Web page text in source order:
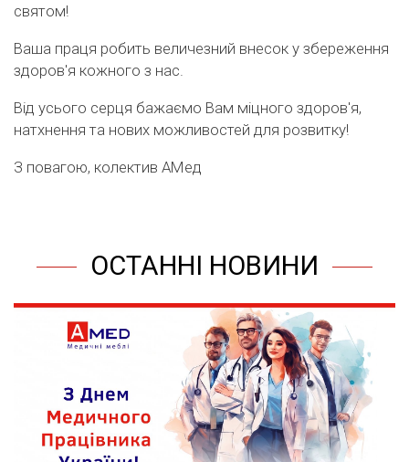
святом!
Ваша праця робить величезний внесок у збереження
здоров'я кожного з нас.
Від усього серця бажаємо Вам міцного здоров'я,
натхнення та нових можливостей для розвитку!
З повагою, колектив АМед
ОСТАННІ НОВИНИ